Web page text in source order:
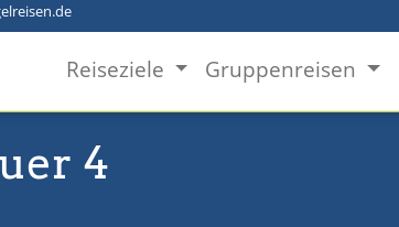
Reiseziele Gruppenreisen
4